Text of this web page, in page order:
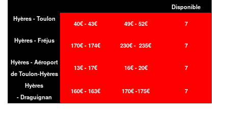
Disponible
Hyères - Toulon
40€ - 43€ 49€ - 52€ 7
Hyères - Fréjus
170€ - 174€ 230€ - 235€ 7
Hyères - Aéroport
de Toulon-Hyères
13€ - 17€ 16€ - 20€ 7
Hyères
- Draguignan
160€ - 163€ 170€ -175€ 7